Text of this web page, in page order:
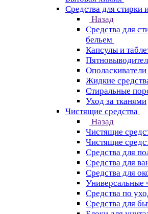
Средства для стирки
Назад
Средства для
бельем
Капсулы и
Жидкие
Стиральные
Уход за тканями
Чистящие средства
Назад
Чистящие
Чистящие
Средства для
Средства для
Средства для
Универсальные
Средства по
Средства для